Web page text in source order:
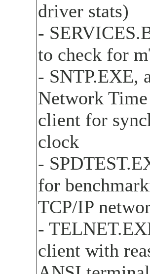
driver stats)
-
to check for
- SNTP.EXE,
Network
client for
clock
-
for
TCP/IP
-
client with